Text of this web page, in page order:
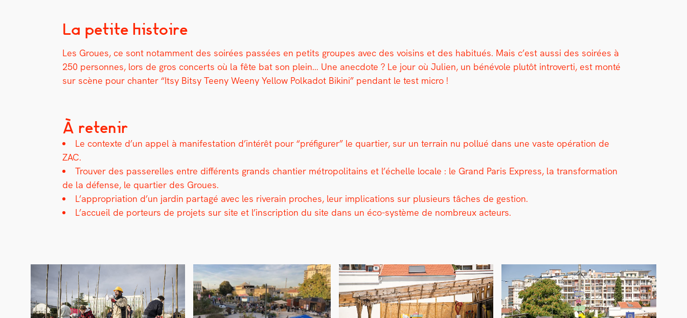
La petite histoire
Les Groues, ce sont notam­ment des soirées passées en petits groupes avec des voisins et des habitués. Mais c’est aus­si des soirées à
250 per­son­nes, lors de gros con­certs où la fête bat son plein… Une anec­dote ? Le jour où Julien, un bénév­ole plutôt intro­ver­ti, est mon­té
sur scène pour chanter “Itsy Bit­sy Tee­ny Wee­ny Yel­low Polka­dot Biki­ni” pen­dant le test micro !
À retenir
Le con­texte d’un appel à man­i­fes­ta­tion d’intérêt pour “pré­fig­ur­er” le quarti­er, sur un ter­rain nu pol­lué dans une vaste opéra­tion de
ZAC.
Trou­ver des passerelles entre dif­férents grands chantier mét­ro­pol­i­tains et l’échelle locale : le Grand Paris Express, la trans­for­ma­tion
de la défense, le quarti­er des Groues.
L’appropriation d’un jardin partagé avec les riverain proches, leur impli­ca­tions sur plusieurs tâch­es de ges­tion.
L’accueil de por­teurs de pro­jets sur site et l’inscription du site dans un éco-sys­tème de nom­breux acteurs.